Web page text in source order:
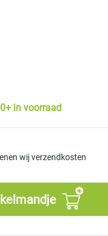
in voorraad
wij verzendkosten